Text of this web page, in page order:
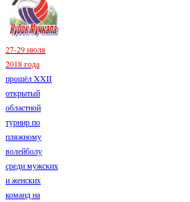
27-29 июля
2018 года
прошёл XXII
открытый
областной
турнир по
пляжному
волейболу
среди мужских
и женских
команд на